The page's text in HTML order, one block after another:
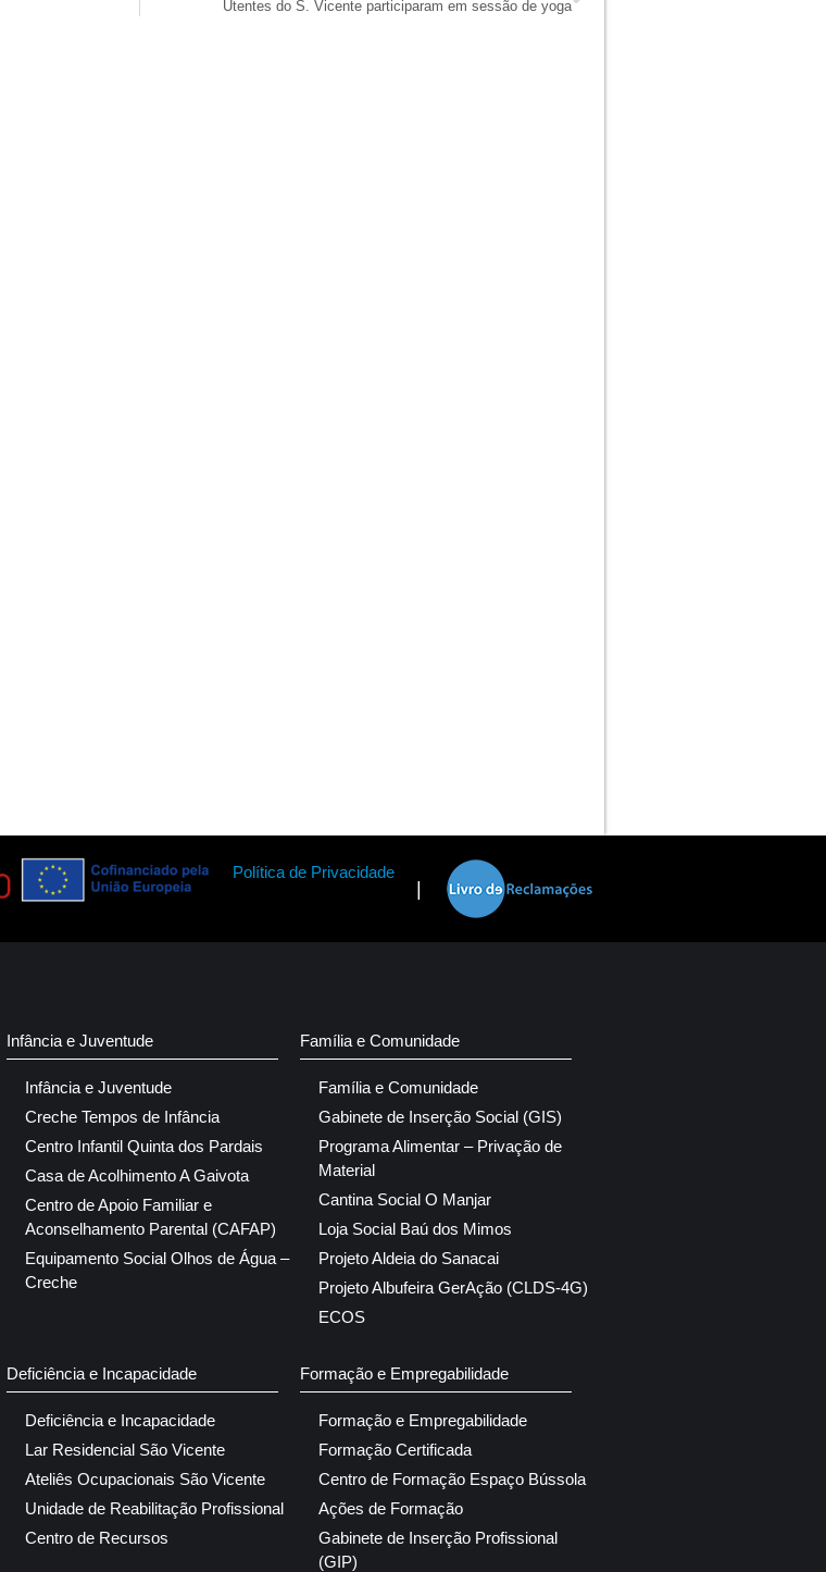
Utentes do S. Vicente participaram em sessão de yoga
Política de Privacidade
|
Infância e Juventude
Infância e Juventude
Creche Tempos de Infância
Centro Infantil Quinta dos Pardais
Casa de Acolhimento A Gaivota
Centro de Apoio Familiar e
Aconselhamento Parental (CAFAP)
Equipamento Social Olhos de Água –
Creche
Família e Comunidade
Família e Comunidade
Gabinete de Inserção Social (GIS)
Programa Alimentar – Privação de
Material
Cantina Social O Manjar
Loja Social Baú dos Mimos
Projeto Aldeia do Sanacai
Projeto Albufeira GerAção (CLDS-4G)
ECOS
Deficiência e Incapacidade
Deficiência e Incapacidade
Lar Residencial São Vicente
Ateliês Ocupacionais São Vicente
Unidade de Reabilitação Profissional
Centro de Recursos
Formação e Empregabilidade
Formação e Empregabilidade
Formação Certificada
Centro de Formação Espaço Bússola
Ações de Formação
Gabinete de Inserção Profissional
(GIP)